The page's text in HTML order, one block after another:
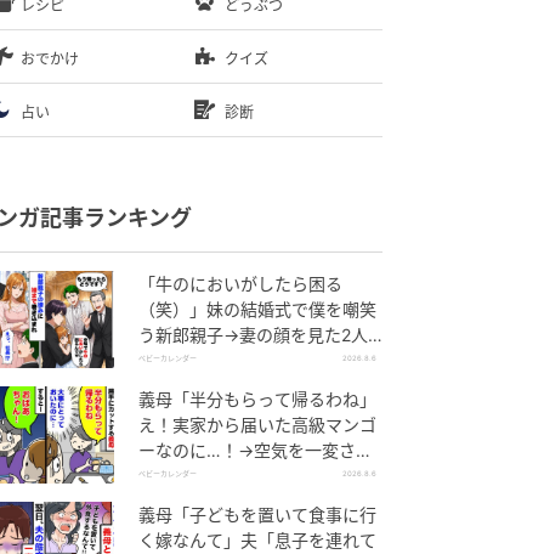
レシピ どうぶつ
おでかけ クイズ
占い 診断
ガ記事ランキング
「牛のにおいがしたら困る
（笑）」妹の結婚式で僕を嘲笑
う新郎親子→妻の顔を見た2人
が絶句したワケ
ベビーカレンダー 2026.8.6
義母「半分もらって帰るわね」
え！実家から届いた高級マンゴ
ーなのに…！→空気を一変させ
た4歳娘の痛快な一言とは
ベビーカレンダー 2026.8.6
義母「子どもを置いて食事に行
く嫁なんて」夫「息子を連れて